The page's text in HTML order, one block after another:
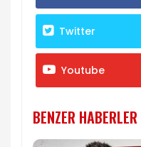
Twitter
Youtube
BENZER HABERLER